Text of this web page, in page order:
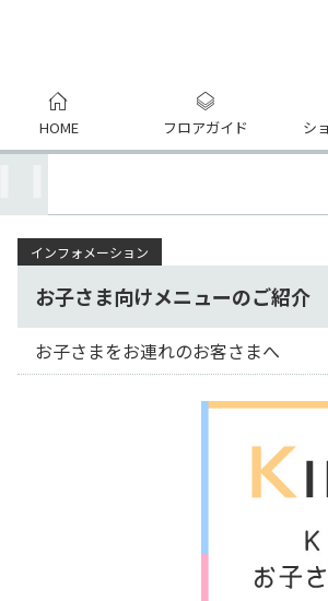
HOME フロアガイド シ
インフォメーション
お子さま向けメニューのご紹介
お子さまをお連れのお客さまへ